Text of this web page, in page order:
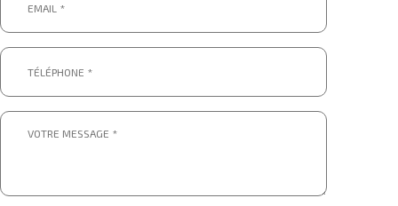
Téléphone
Message